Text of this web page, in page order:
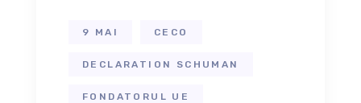
9 MAI CECO
DECLARATION SCHUMAN
FONDATORUL UE